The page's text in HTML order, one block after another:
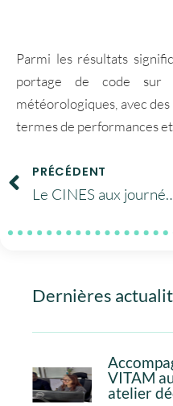
Parmi les résultats
portage de code sur
météorologiques, avec
termes de performances
PRÉCÉDENT
Le CINES aux
Dernières
VITAM
atelier